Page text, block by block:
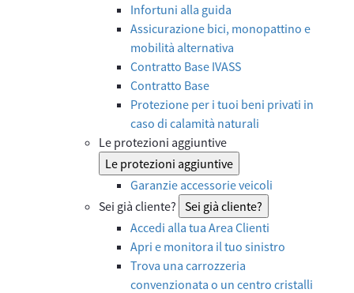
Infortuni alla guida
Assicurazione bici, monopattino e
mobilità alternativa
Contratto Base IVASS
Contratto Base
Protezione per i tuoi beni privati in
caso di calamità naturali
Le protezioni aggiuntive
Le protezioni aggiuntive
Garanzie accessorie veicoli
Sei già cliente? Sei già cliente?
Accedi alla tua Area Clienti
Apri e monitora il tuo sinistro
Trova una carrozzeria
convenzionata o un centro cristalli